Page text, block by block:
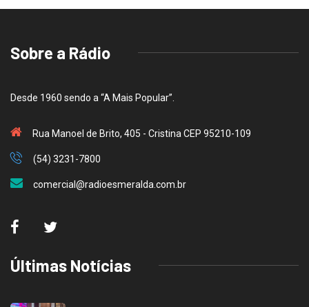
Sobre a Rádio
Desde 1960 sendo a “A Mais Popular”.
Rua Manoel de Brito, 405 - Cristina CEP 95210-109
(54) 3231-7800
comercial@radioesmeralda.com.br
Últimas Notícias